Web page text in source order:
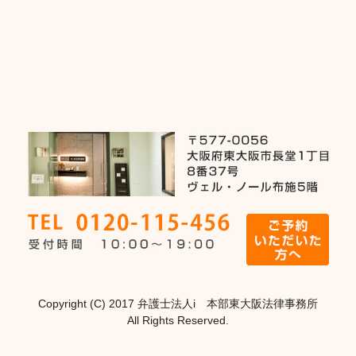
Copyright (C) 2017 弁護士法人i 本部東大阪法律事務所
All Rights Reserved.